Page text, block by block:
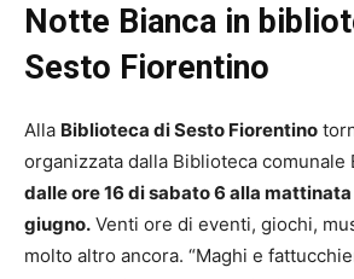
Notte Bianca in
Sesto Fiorentino
Alla Biblioteca di Sesto Fiorentino
organizzata dalla Biblioteca comunale
dalle ore 16 di sabato 6 alla
giugno. Venti ore di eventi, giochi,
molto altro ancora. “Maghi e